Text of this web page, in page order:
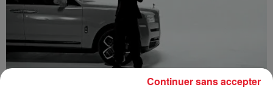
Continuer sans accepter